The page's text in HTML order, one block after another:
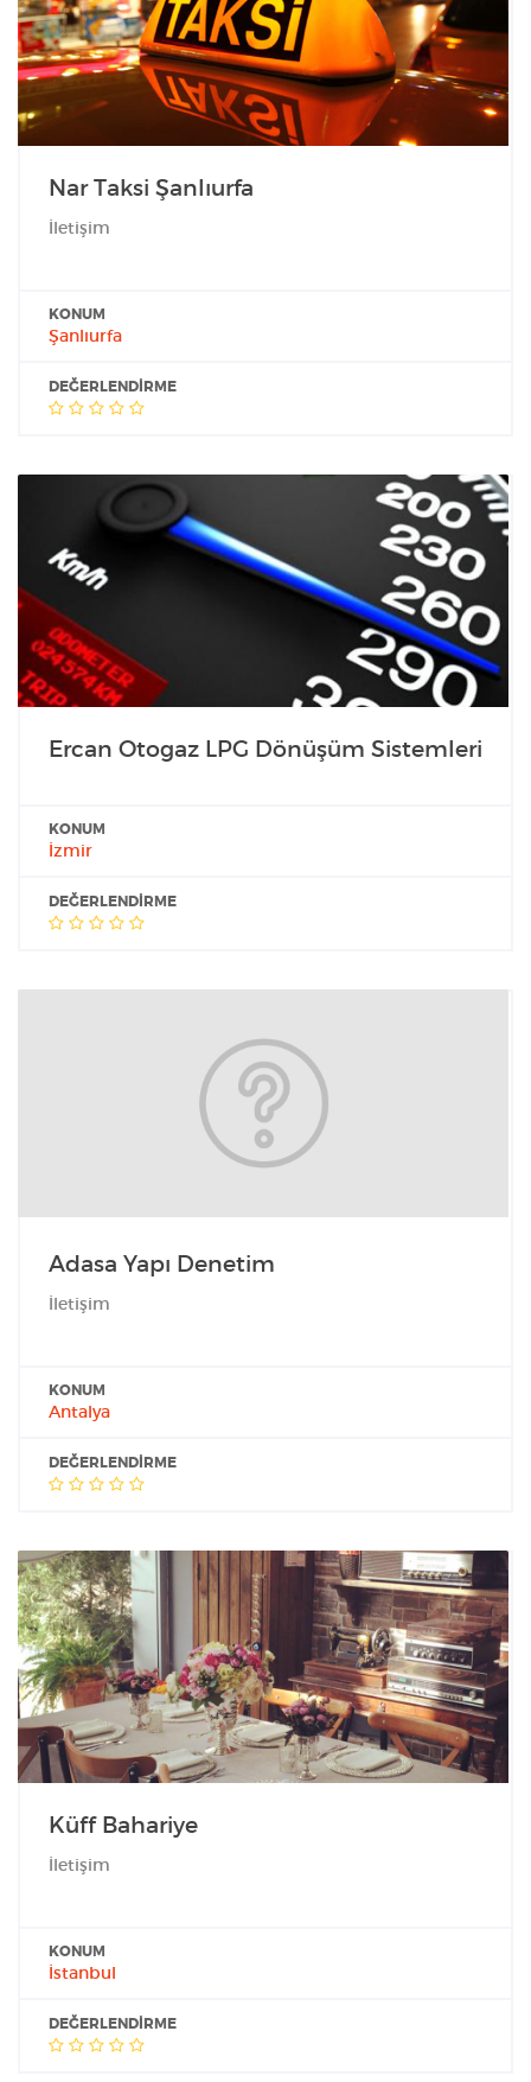
Nar Taksi Şanlıurfa
İletişim
KONUM
Şanlıurfa
DEĞERLENDIRME
Ercan Otogaz LPG Dönüşüm Sistemleri
KONUM
İzmir
DEĞERLENDIRME
Adasa Yapı Denetim
İletişim
KONUM
Antalya
DEĞERLENDIRME
Küff Bahariye
İletişim
KONUM
İstanbul
DEĞERLENDIRME